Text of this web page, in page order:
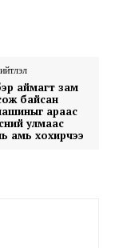
аймагт зам
байсан
араас
улмаас
амь хохирчээ